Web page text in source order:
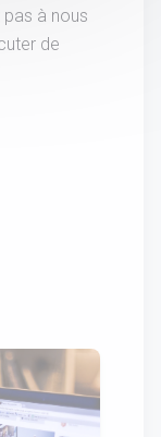
pas à nous
de